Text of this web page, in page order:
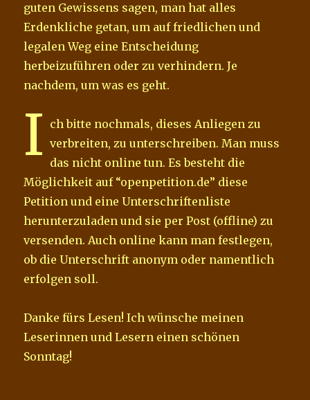
guten Gewissens sagen, man hat alles
Erdenkliche getan, um auf friedlichen und
legalen Weg eine Entscheidung
herbeizuführen oder zu verhindern. Je
nachdem, um was es geht.
I ch bitte nochmals, dieses Anliegen zu
verbreiten, zu unterschreiben. Man muss
das nicht online tun. Es besteht die
Möglichkeit auf “openpetition.de” diese
Petition und eine Unterschriftenliste
herunterzuladen und sie per Post (offline) zu
versenden. Auch online kann man festlegen,
ob die Unterschrift anonym oder namentlich
erfolgen soll.
Danke fürs Lesen! Ich wünsche meinen
Leserinnen und Lesern einen schönen
Sonntag!